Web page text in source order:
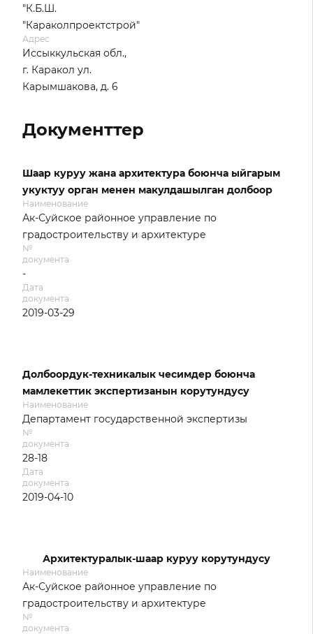
"К.Б.Ш.
"Караколпроектстрой"
Адрес
Иссыккульская обл.,
г. Каракол ул.
Карымшакова, д. 6
Документтер
Шаар куруу жана архитектура боюнча ыйгарым
укуктуу орган менен макулдашылган долбоор
Наименование
Ак-Суйское районное управление по
градостроительству и архитектуре
№
документа
-
Дата
документа
2019-03-29
Долбоордук-техникалык чесимдер боюнча
мамлекеттик экспертизанын корутундусу
Наименование
Департамент государственной экспертизы
№
документа
28-18
Дата
документа
2019-04-10
Архитектуралык-шаар куруу корутундусу
Наименование
Ак-Суйское районное управление по
градостроительству и архитектуре
№
документа